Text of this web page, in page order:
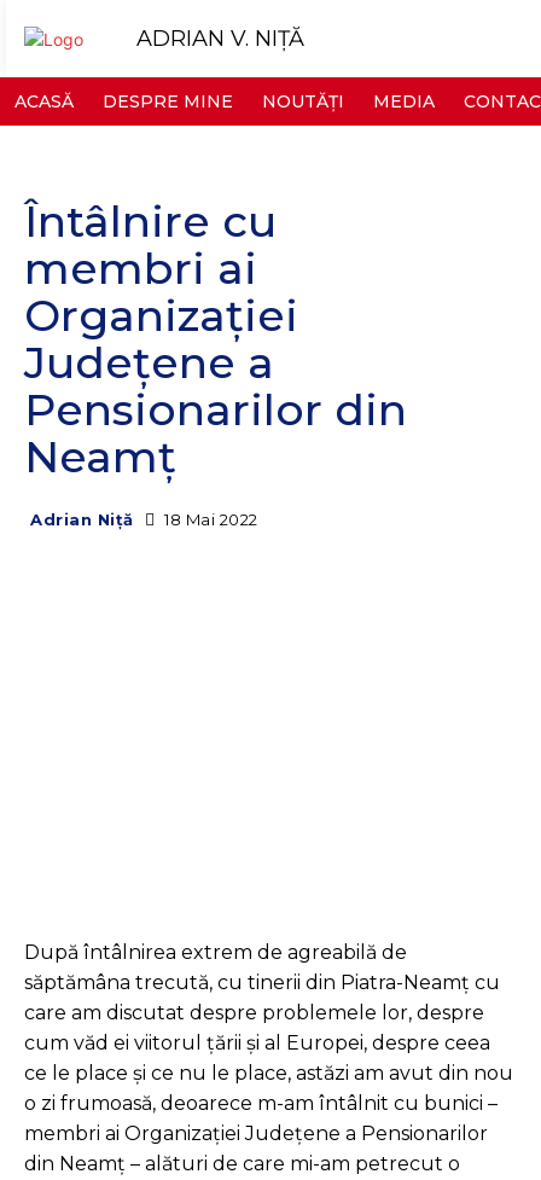
ADRIAN V. NIȚĂ
ACASĂ DESPRE MINE NOUTĂȚI MEDIA
Întâlnire cu
membri ai
Organizației
Județene a
Pensionarilor din
Neamț
Adrian Niță 18 Mai 2022
După întâlnirea extrem de agreabilă de
săptămâna trecută, cu tinerii din Piatra-Neamț cu
care am discutat despre problemele lor, despre
cum văd ei viitorul țării și al Europei, despre ceea
ce le place și ce nu le place, astăzi am avut din nou
o zi frumoasă, deoarece m-am întâlnit cu bunici –
membri ai Organizației Județene a Pensionarilor
din Neamț – alături de care mi-am petrecut o